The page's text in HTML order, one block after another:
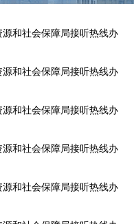
和社会保障局接听热线办
和社会保障局接听热线办
和社会保障局接听热线办
和社会保障局接听热线办
和社会保障局接听热线办